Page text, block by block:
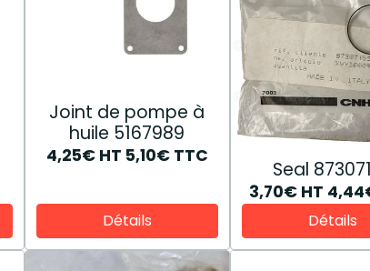
Joint de pompe à
huile 5167989
4,25€ HT 5,10€ TTC
Détails
Seal
3,70€ HT
Détails